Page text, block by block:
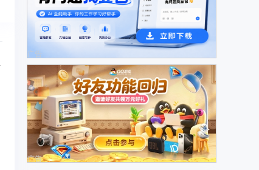
广告
广告